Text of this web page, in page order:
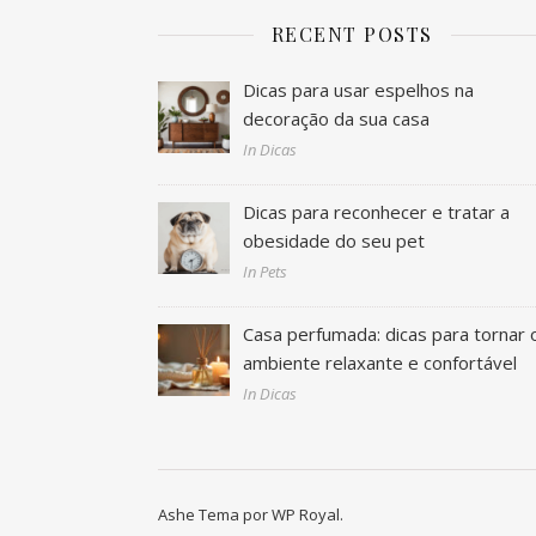
RECENT POSTS
Dicas para usar espelhos na
decoração da sua casa
In Dicas
Dicas para reconhecer e tratar a
obesidade do seu pet
In Pets
Casa perfumada: dicas para tornar
ambiente relaxante e confortável
In Dicas
Ashe Tema porWP Royal.